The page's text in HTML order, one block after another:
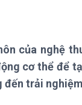
Công nghệ
của nghệ
cơ thể để
đến trải